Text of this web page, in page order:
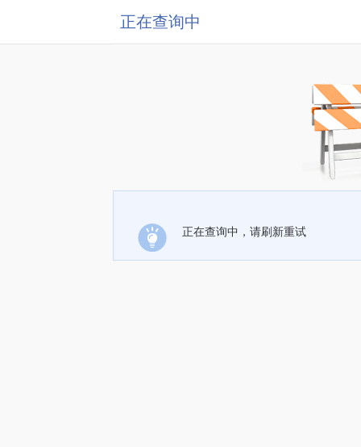
正在查询中
正在查询中，请刷新重试